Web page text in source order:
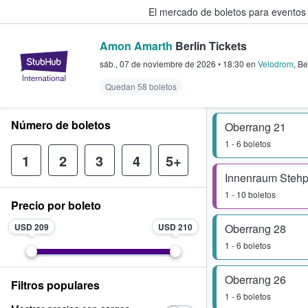
El mercado de boletos para
StubHub: donde los fans
Amon Amarth Berlin Tickets
sáb., 07 de noviembre de 2026 • 18:30 en Velodrom,
Quedan 58 boletos
Oberrang 21
1 - 6 boletos
Innenraum
1 - 10 boletos
Oberrang 28
1 - 6 boletos
Oberrang 26
1 - 6 boletos
Número de boletos
1 2 3 4 5+
Precio por boleto
USD 209 USD 210
Filtros populares